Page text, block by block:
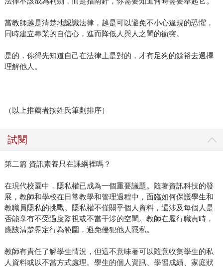
當教師越是清楚地認識法律，越是可以避免不小心違規的恐懼，
同時建立專業的自信心，進而降低人與人之間的衝突。
是的，你得先知道自己在法律上是對的，才有足夠的餘裕去選擇
理解他人。
（以上推薦者按姓氏筆劃排序）
試閱
第二篇 資訊素養只在課綱裡嗎？
在現代校園中，隱私權已成為一個重要議題。隨著資訊科技的發
展，教師和學校在日常教學和管理過程中，面臨如何保護學生和
教職員隱私的挑戰。隱私權不僅關乎個人資料，還涉及每個人是
否能享有不受過度監視或不當干涉的空間。教師在履行職責時，
應該清楚界定行為範圍，避免侵犯他人隱私。
教師有責任了解學生情況，但這不意味著可以隨意收集學生的私
人資料或以不當方式處理。學生的個人資訊、學習成績、家庭狀